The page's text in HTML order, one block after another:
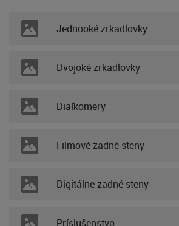
Jednooké zrkadlovky
Dvojoké zrkadlovky
Diaľkomery
Filmové zadné steny
Digitálne zadné steny
Príslušenstvo